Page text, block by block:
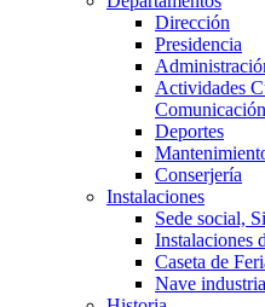
Dirección
Presidencia
Actividades
Comunicación
Deportes
Conserjería
Instalaciones
Sede social,
Instalaciones
Caseta de
Nave